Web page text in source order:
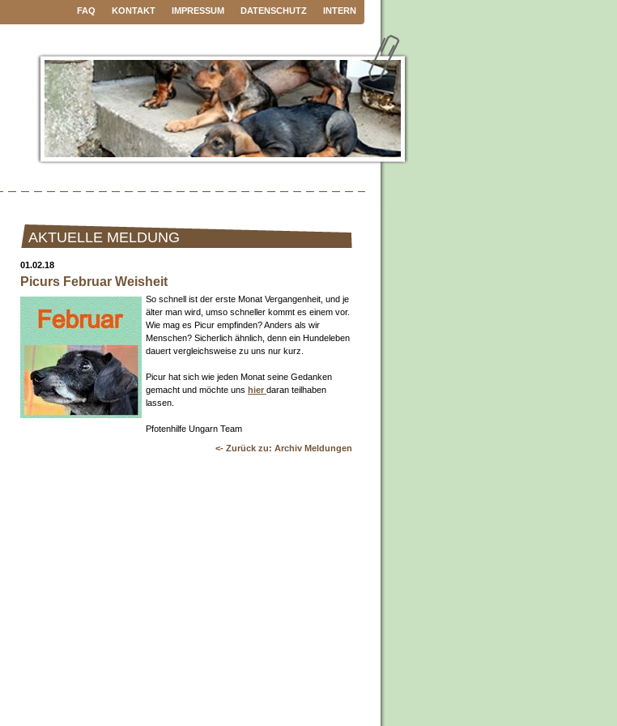
FAQ KONTAKT IMPRESSUM DATENSCHUTZ INTERN
AKTUELLE MELDUNG
01.02.18
Picurs Februar Weisheit
So schnell ist der erste Monat Vergangenheit, und je
älter man wird, umso schneller kommt es einem vor.
Wie mag es Picur empfinden? Anders als wir
Menschen? Sicherlich ähnlich, denn ein Hundeleben
dauert vergleichsweise zu uns nur kurz.
Picur hat sich wie jeden Monat seine Gedanken
gemacht und möchte uns hier daran teilhaben
lassen.
Pfotenhilfe Ungarn Team
<- Zurück zu: Archiv Meldungen